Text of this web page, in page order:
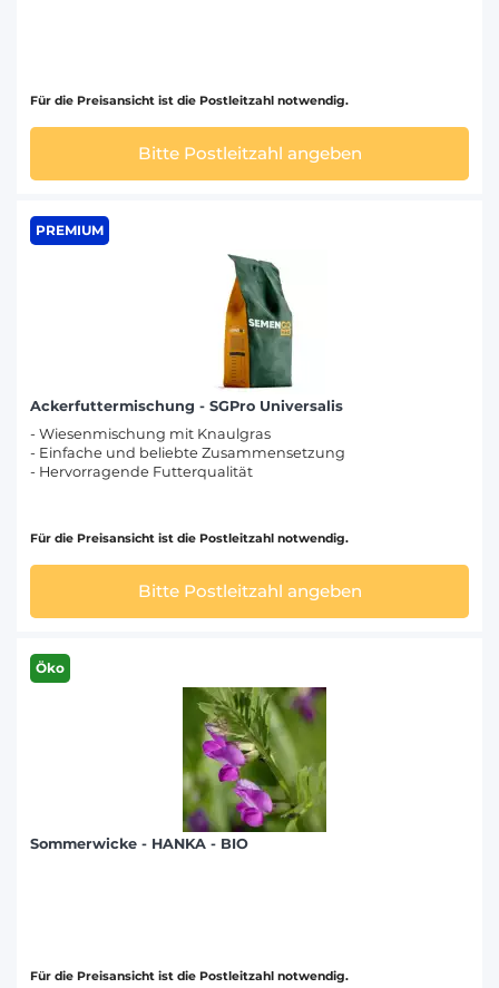
Für die Preisansicht ist die Postleitzahl notwendig.
Bitte Postleitzahl angeben
PREMIUM
Ackerfuttermischung - SGPro Universalis
- Wiesenmischung mit Knaulgras
- Einfache und beliebte Zusammensetzung
- Hervorragende Futterqualität
Für die Preisansicht ist die Postleitzahl notwendig.
Bitte Postleitzahl angeben
Öko
Sommerwicke - HANKA - BIO
Für die Preisansicht ist die Postleitzahl notwendig.